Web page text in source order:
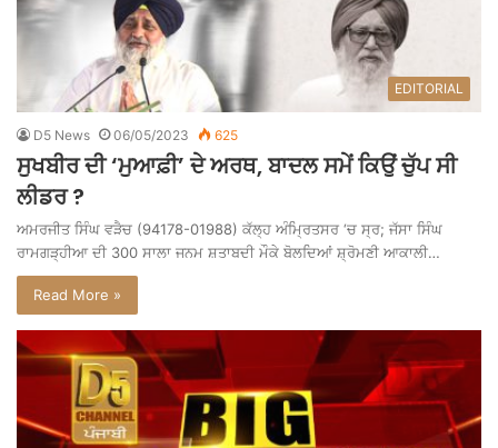
EDITORIAL
D5 News 06/05/2023 625
ਸੁਖਬੀਰ ਦੀ ‘ਮੁਆਫ਼ੀ’ ਦੇ ਅਰਥ, ਬਾਦਲ ਸਮੇਂ ਕਿਉਂ ਚੁੱਪ ਸੀ
ਲੀਡਰ ?
ਅਮਰਜੀਤ ਸਿੰਘ ਵੜੈਚ (94178-01988) ਕੱਲ੍ਹ ਅੰਮ੍ਰਿਤਸਰ ‘ਚ ਸ੍ਰ; ਜੱਸਾ ਸਿੰਘ
ਰਾਮਗੜ੍ਹੀਆ ਦੀ 300 ਸਾਲਾ ਜਨਮ ਸ਼ਤਾਬਦੀ ਮੌਕੇ ਬੋਲਦਿਆਂ ਸ਼੍ਰੋਮਣੀ ਆਕਾਲੀ…
Read More »